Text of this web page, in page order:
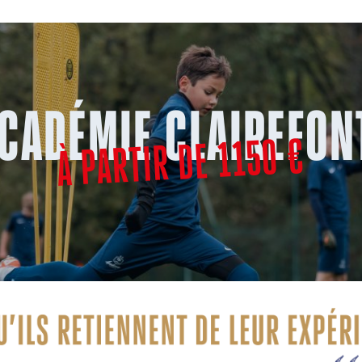
À PARTIR DE 1150 €